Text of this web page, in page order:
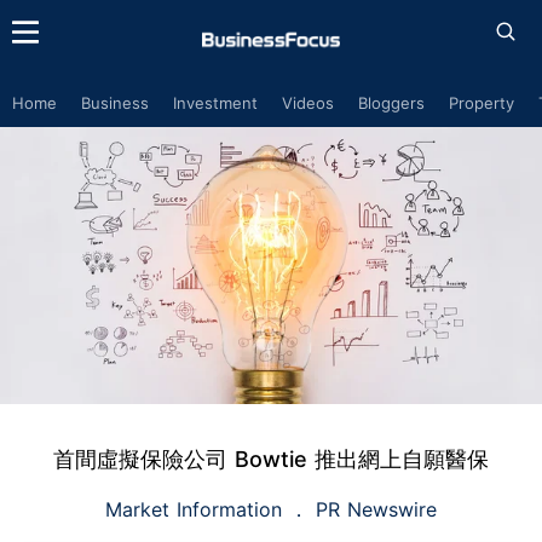
Home Business Investment Videos Bloggers Property
首間虛擬保險公司 Bowtie 推出網上自願醫保
Market Information PR Newswire